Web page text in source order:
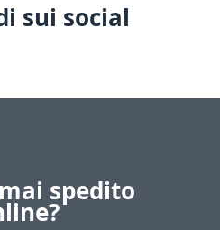
sui social
spedito